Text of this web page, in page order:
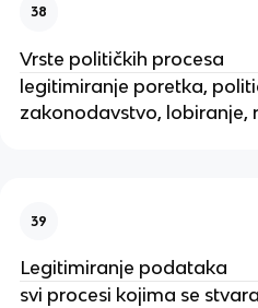
38
Vrste političkih procesa
legitimiranje poretka,
zakonodavstvo, lobiranje,
39
Legitimiranje podataka
svi procesi kojima se